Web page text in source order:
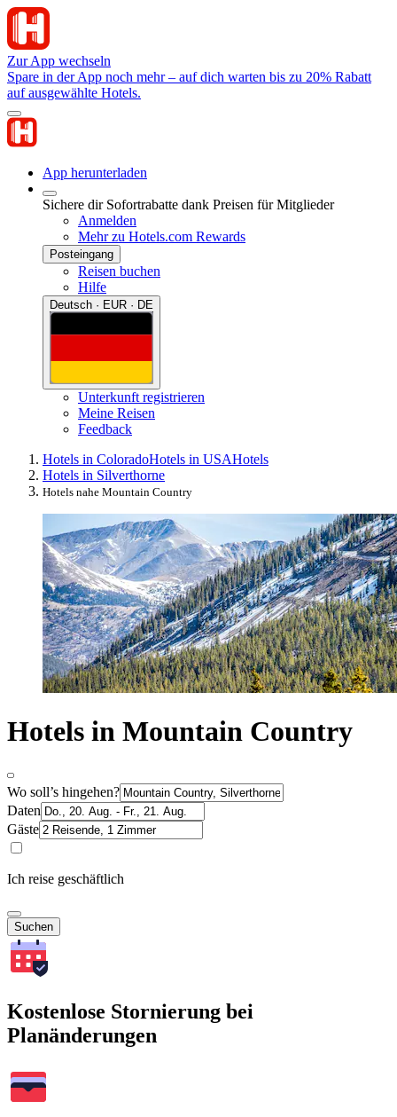
Zur App wechseln
Spare in der App noch mehr – auf dich warten bis zu 20% Rabatt
auf ausgewählte Hotels.
App herunterladen
Sichere dir Sofortrabatte dank Preisen für Mitglieder
Anmelden
Mehr zu Hotels.com Rewards
Posteingang
Reisen buchen
Hilfe
Deutsch · EUR · DE
Unterkunft registrieren
Meine Reisen
Feedback
Hotels in ColoradoHotels in USAHotels
Hotels in Silverthorne
Hotels nahe Mountain Country
Hotels in Mountain Country
Wo soll’s hingehen?
Daten
Gäste
Ich reise geschäftlich
Suchen
Kostenlose Stornierung bei
Planänderungen